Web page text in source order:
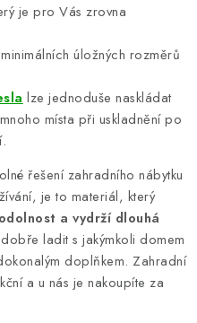
je pro Vás zrovna
úložných rozměrů
lze jednoduše naskládat
místa při uskladnění po
řešení zahradního nábytku
je to materiál, který
a vydrží dlouhá
ladit s jakýmkoli domem
doplňkem. Zahradní
a u nás je nakoupíte za